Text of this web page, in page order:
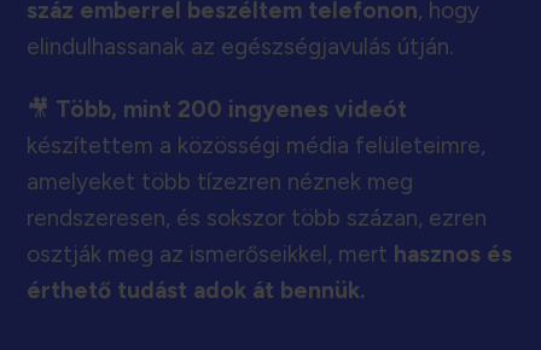
száz emberrel beszéltem telefonon, hogy
elindulhassanak az egészségjavulás útján.
🎥 Több, mint 200 ingyenes videót
készítettem a közösségi média felületeimre,
amelyeket több tízezren néznek meg
rendszeresen, és sokszor több százan, ezren
osztják meg az ismerőseikkel, mert hasznos és
érthető tudást adok át bennük.